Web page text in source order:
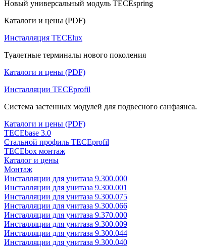
Новый универсальный модуль TECEspring
Каталоги и цены (PDF)
Инсталляция TECElux
Туалетные терминалы нового поколения
Каталоги и цены (PDF)
Инсталляции TECEprofil
Система застенных модулей для подвесного санфаянса.
Каталоги и цены (PDF)
TECEbase 3.0
Стальной профиль TECEprofil
TECEbox монтаж
Каталог и цены
Монтаж
Инсталляции для унитаза 9.300.000
Инсталляции для унитаза 9.300.001
Инсталляции для унитаза 9.300.075
Инсталляции для унитаза 9.300.066
Инсталляции для унитаза 9.370.000
Инсталляции для унитаза 9.300.009
Инсталляции для унитаза 9.300.044
Инсталляции для унитаза 9.300.040